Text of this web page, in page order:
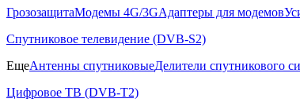
ГрозозащитаМодемы 4G/3GАдаптеры для модемов
Спутниковое телевидение (DVB-S2)
ЕщеАнтенны спутниковыеДелители спутникового
Цифровое ТВ (DVB-T2)